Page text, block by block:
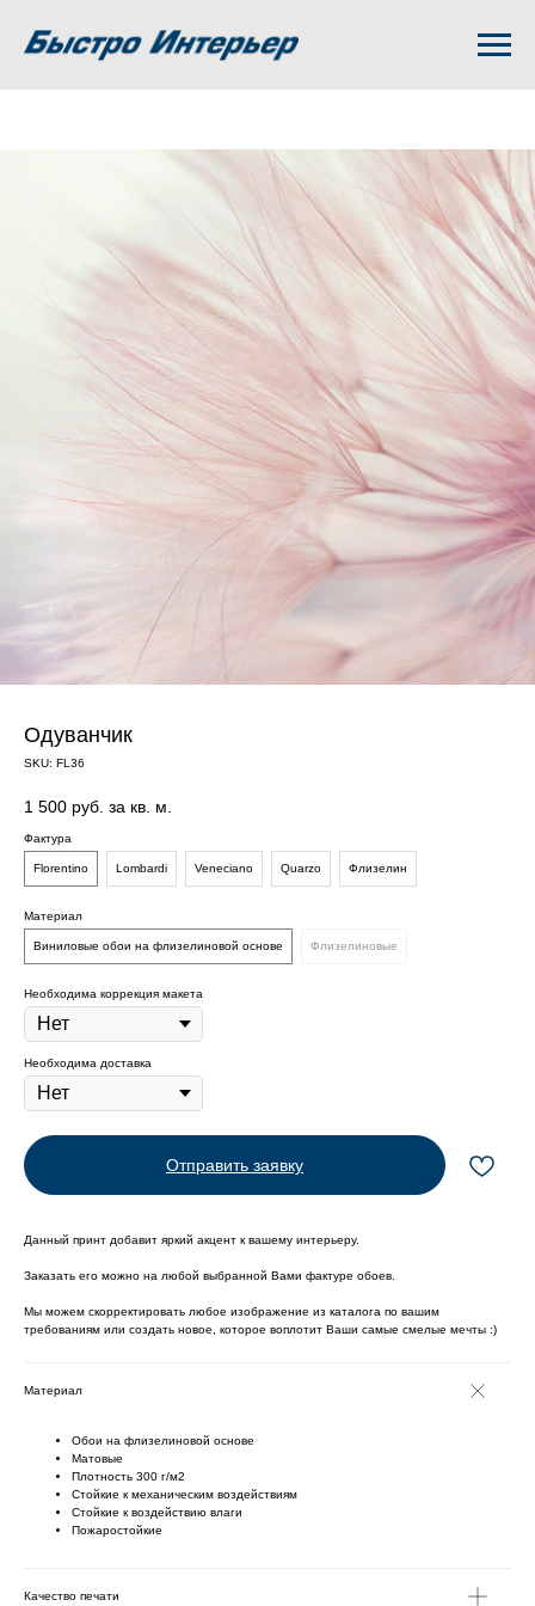
Одуванчик
SKU: FL36
1 500 руб. за кв. м.
Фактура
Florentino Lombardi Veneciano Quarzo Флизелин
Материал
Виниловые обои на флизелиновой основе Флизелиновые
Необходима коррекция макета
Необходима доставка
Отправить заявку
Данный принт добавит яркий акцент к вашему интерьеру.
Заказать его можно на любой выбранной Вами фактуре обоев.
Мы можем скорректировать любое изображение из каталога по вашим
требованиям или создать новое, которое воплотит Ваши самые смелые мечты :)
Материал
Обои на флизелиновой основе
Матовые
Плотность 300 г/м2
Стойкие к механическим воздействиям
Cтойкие к воздействию влаги
Пожаростойкие
Качество печати